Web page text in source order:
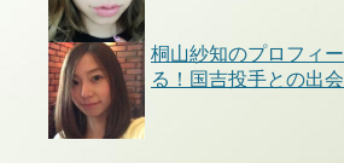
桐山紗知のプロフィ
る！国吉投手との出